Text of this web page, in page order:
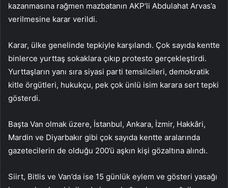
kazanmasına rağmen mazbatanın AKP’li Abdulahat Arvas’a
verilmesine karar verildi.
Karar, ülke genelinde tepkiyle karşılandı. Çok sayıda kentte
binlerce yurttaş sokaklara çıkıp protesto gerçekleştirdi.
Yurttaşların yanı sıra siyasi parti temsilcileri, demokratik
kitle örgütleri, hukukçu, pek çok ünlü isim karara sert tepki
gösterdi.
Başta Van olmak üzere, İstanbul, Ankara, İzmir, Hakkâri,
Mardin ve Diyarbakır gibi çok sayıda kentte aralarında
gazetecilerin de olduğu 200’ü aşkın kişi gözaltına alındı.
Siirt, Bitlis ve Van’da ise 15 günlük eylem ve gösteri yasağı